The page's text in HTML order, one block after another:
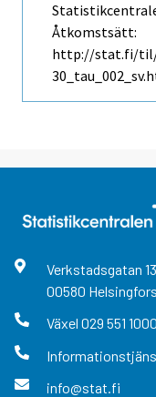
Åtkomstsätt:
http://stat.fi/til/
Verkstadsgatan 13
00580 Helsingfors
Växel 029 551 1000
info@stat.fi